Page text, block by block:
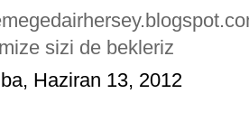
sizi de bekleriz
Haziran 13, 2012